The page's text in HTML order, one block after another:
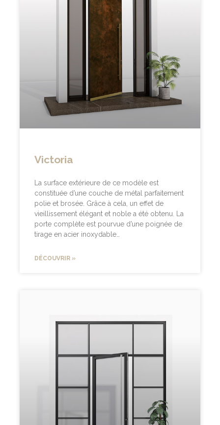
Victoria
La surface extérieure de ce modèle est
constituée d’une couche de métal parfaitement
polie et brosée. Grâce à cela, un effet de
vieillissement élégant et noble a été obtenu. La
porte complète est pourvue d’une poignée de
tirage en acier inoxydable…
DÉCOUVRIR »